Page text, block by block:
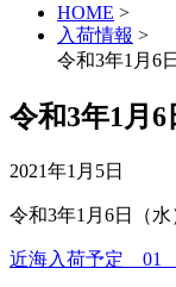
HOME >
入荷情報 >
令和3年1月6
令和3年1月
2021年1月5日
令和3年1月6日（
近海入荷予定